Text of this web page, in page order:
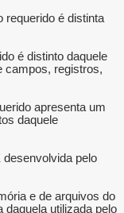
requerido é distinta
é distinto daquele
campos, registros,
apresenta um
daquele
pelo
e de arquivos do
daquela utilizada pelo